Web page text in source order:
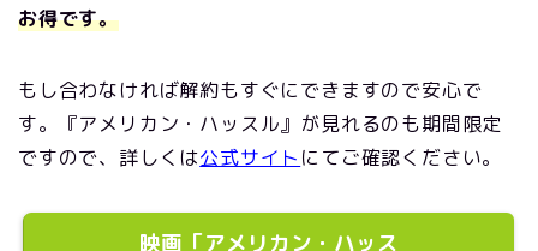
お得です。
もし合わなければ解約もすぐにできますので安心で
す。『アメリカン・ハッスル』が見れるのも期間限定
ですので、詳しくは公式サイト にてご確認ください。
映画「アメリカン・ハッス